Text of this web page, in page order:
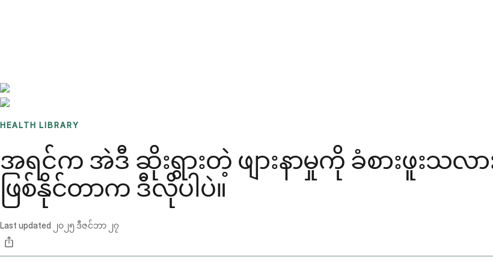
HEALTH LIBRARY
အရင်က အဲဒီ ဆိုးရွားတဲ့ ဖျားနာမှုကို ခံစားဖူးသလာ
ဖြစ်နိုင်တာက ဒီလိုပါပဲ။
Last updated ၂၀၂၅ ဒီဇင်ဘာ ၂၇